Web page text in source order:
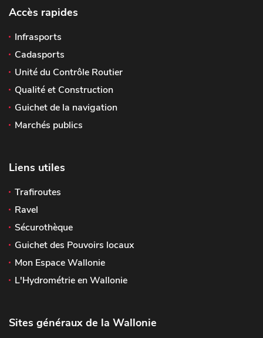
Accès rapides
Infrasports
Cadasports
Unité du Contrôle Routier
Qualité et Construction
Guichet de la navigation
Marchés publics
Liens utiles
Trafiroutes
Ravel
Sécurothèque
Guichet des Pouvoirs locaux
Mon Espace Wallonie
L'Hydrométrie en Wallonie
Sites généraux de la Wallonie